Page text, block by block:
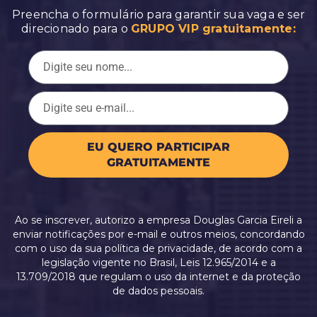
Preencha o formulário para garantir sua vaga e ser
direcionado para o GRUPO VIP gratuitamente:
EU QUERO PARTICIPAR
GRATUITAMENTE
Ao se inscrever, autorizo a empresa Douglas Garcia Eireli a
enviar notificações por e-mail e outros meios, concordando
com o uso da sua política de privacidade, de acordo com a
legislação vigente no Brasil, Leis 12.965/2014 e a
13.709/2018 que regulam o uso da internet e da proteção
de dados pessoais.